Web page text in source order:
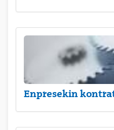
Enpresekin